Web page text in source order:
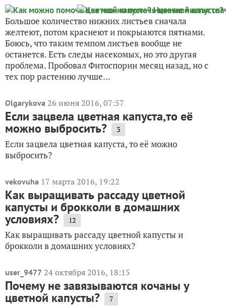
Большое количество нижних листьев сначала
желтеют, потом краснеют и покрыаются пятнами.
Боюсь, что таким темпом листьев вообще не
останется. Есть следы насекомых, но это другая
проблема. Пробовал Фитоспорин месяц назад, но с
тех пор растению лучше...
Olgarykova 26 июня 2016, 07:57
Если зацвела цветная капуста,то её
можно выбросить? 3
Если зацвела цветная капуста, то её можно
выбросить?
vekovuha 17 марта 2016, 19:22
Как выращивать рассаду цветной
капусты и брокколи в домашних
условиях? 12
Как выращивать рассаду цветной капусты и
брокколи в домашних условиях?
user_9477 24 октября 2016, 18:15
Почему не завязываются кочаны у
цветной капусты? 7